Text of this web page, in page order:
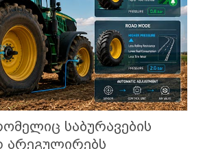
საბურავების
არეგულირებს